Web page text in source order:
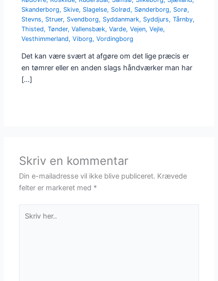
Skanderborg, Skive, Slagelse, Solrød, Sønderborg, Sorø,
Stevns, Struer, Svendborg, Syddanmark, Syddjurs,Tårnby,
Thisted,Tønder,Vallensbæk,Varde,Vejen,Vejle,
Vesthimmerland,Viborg,Vordingborg
Det kan være svært at afgøre om det lige præcis er
en tømrer eller en anden slags håndværker man har
[…]
Skriv en kommentar
Din e-mailadresse vil ikke blive publiceret. Krævede
felter er markeret med *
her..